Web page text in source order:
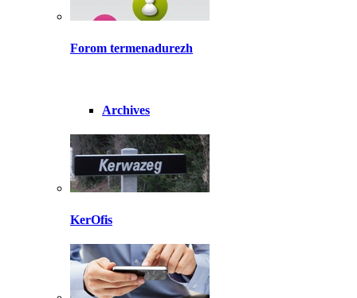
Forom termenadurezh
Archives
KerOfis